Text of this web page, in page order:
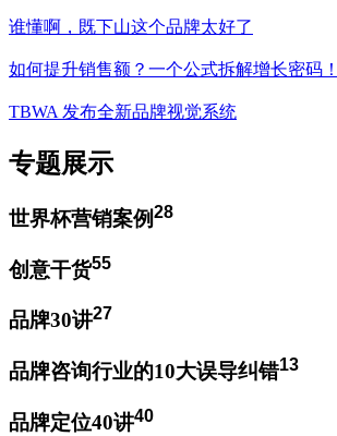
谁懂啊，既下山这个品牌太好了
如何提升销售额？一个公式拆解增长密码！
TBWA 发布全新品牌视觉系统
专题展示
世界杯营销案例28
创意干货55
品牌30讲27
品牌咨询行业的10大误导纠错13
品牌定位40讲40